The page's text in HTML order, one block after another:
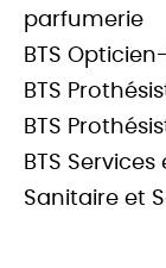
parfumerie
BTS
BTS
BTS
BTS
Sanitaire et